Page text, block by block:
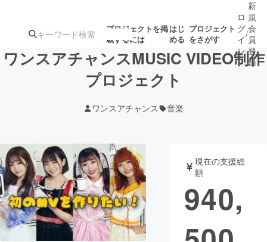
プロジェクトを掲
載するには
はじ
める
プロジェクト
をさがす
ジェクト
募集終了が近いプ
ロジェクト
アート・写真 音楽
テクノロジー・ガジェット ゲーム・サ
映像・映画
ロ
グ
イ
ン
/
新
規
会
員
登
録
ワンスアチャンスMUSIC VIDEO制作
プロジェクト
ワンスアチャンス 音楽
現在の支援総
額
940,